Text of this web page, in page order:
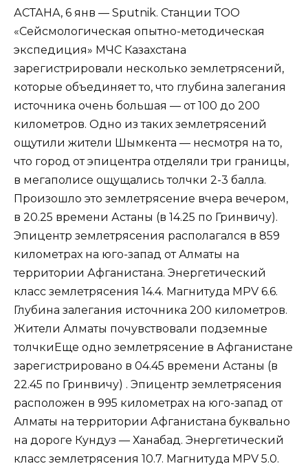
АСТАНА, 6 янв — Sputnik. Станции ТОО
«Сейсмологическая опытно-методическая
экспедиция» МЧС Казахстана
зарегистрировали несколько землетрясений,
которые объединяет то, что глубина залегания
источника очень большая — от 100 до 200
километров. Одно из таких землетрясений
ощутили жители Шымкента — несмотря на то,
что город от эпицентра отделяли три границы,
в мегаполисе ощущались толчки 2-3 балла.
Произошло это землетрясение вчера вечером,
в 20.25 времени Астаны (в 14.25 по Гринвичу).
Эпицентр землетрясения располагался в 859
километрах на юго-запад от Алматы на
территории Афганистана. Энергетический
класс землетрясения 14.4. Магнитуда MPV 6.6.
Глубина залегания источника 200 километров.
Жители Алматы почувствовали подземные
толчкиЕще одно землетрясение в Афганистане
зарегистрировано в 04.45 времени Астаны (в
22.45 по Гринвичу) . Эпицентр землетрясения
расположен в 995 километрах на юго-запад от
Алматы на территории Афганистана буквально
на дороге Кундуз — Ханабад. Энергетический
класс землетрясения 10.7. Магнитуда MPV 5.0.